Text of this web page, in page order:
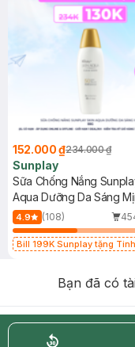
152.000 ₫234.000 ₫
Sunplay
Sữa Chống Nắng
Aqua Dưỡng Da Sáng
4.9 (108)
Bill 199K Sunplay tặng
Bạn đã có